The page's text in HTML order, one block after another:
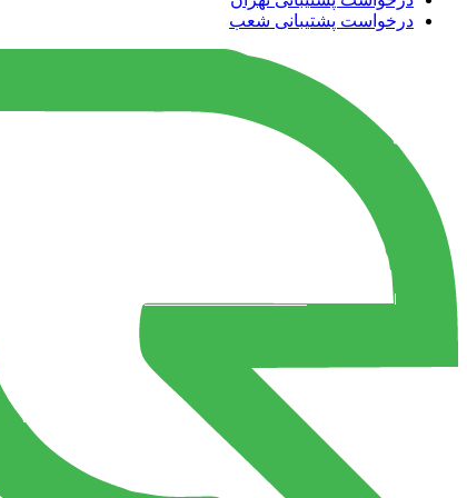
درخواست پشتیبانی شعب